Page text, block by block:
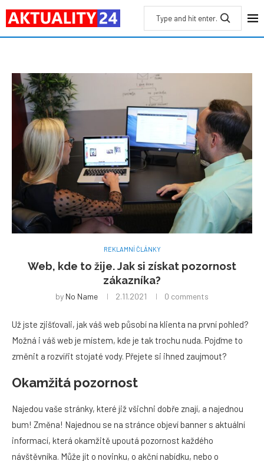
REKLAMNÍ ČLÁNKY
Web, kde to žije. Jak si získat pozornost
zákazníka?
by No Name 2.11.2021 0 comments
Už jste zjišťovali, jak váš web působí na klienta na první pohled?
Možná i váš web je místem, kde je tak trochu nuda. Pojďme to
změnit a rozvířit stojaté vody. Přejete si ihned zaujmout?
Okamžitá pozornost
Najedou vaše stránky, které již všichni dobře znají, a najednou
bum! Změna! Najednou se na stránce objeví banner s aktuální
informací, která okamžitě upoutá pozornost každého
návštěvníka. Může jít o novinku, o akční nabídku, nebo o